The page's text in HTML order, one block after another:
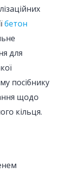
бетон
для
посібнику
щодо
кільця.